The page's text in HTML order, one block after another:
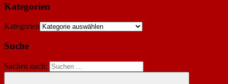
Kategorien
Kategorien
Suche
Suchen nach: